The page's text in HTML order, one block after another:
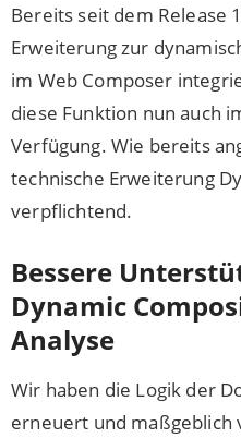
Bereits seit dem Release
Erweiterung zur
im Web Composer
diese Funktion nun auch
Verfügung. Wie bereits
technische Erweiterung
verpflichtend.
Bessere
Dynamic
Analyse
Wir haben die Logik der
erneuert und